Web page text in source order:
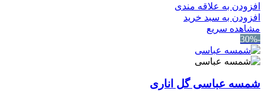
افزودن به علاقه مندی
افزودن به سبد خرید
مشاهده سریع
-30%
شمسه عباسی گل اناری